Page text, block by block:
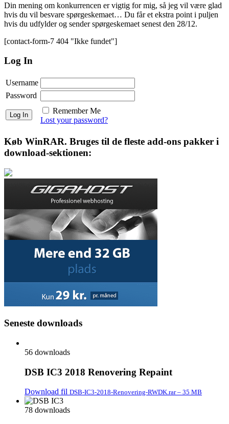
Din mening om konkurrencen er vigtig for mig, så jeg vil være glad
hvis du vil besvare spørgeskemaet… Du får et ekstra point i puljen
hvis du udfylder og sender spørgeskemaet senest den 28/12.
[contact-form-7 404 "Ikke fundet"]
Log In
Username
Password
Remember Me
Lost your password?
Køb WinRAR. Bruges til de fleste add-ons pakker i
download-sektionen:
Seneste downloads
56 downloads
DSB IC3 2018 Renovering Repaint
Download fil DSB-IC3-2018-Renovering-RWDK.rar – 35 MB
78 downloads